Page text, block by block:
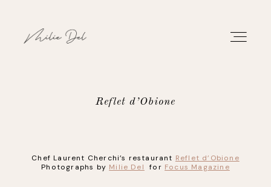
WORK
Reflet d’Obione
Chef Laurent Cherchi’s restaurant Reflet d’Obione
Photographs by Milie Del for Focus Magazine